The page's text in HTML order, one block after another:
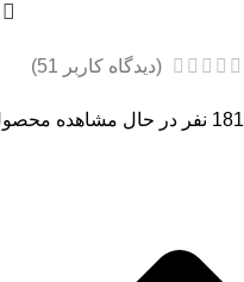
(دیدگاه کاربر 51
)
181 نفر در حال مشاهده